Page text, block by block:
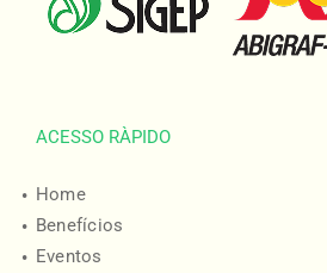
ACESSO RÀPIDO
Home
Benefícios
Eventos